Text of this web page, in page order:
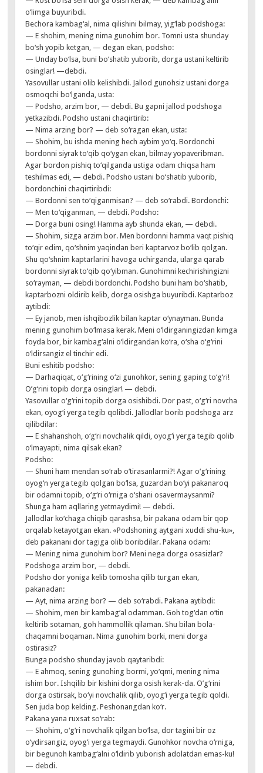
o‘limga buyuribdi.
Bechora kambag‘al, nima qilishini bilmay, yig‘lab podshoga:
— E shohim, mening nima gunohim bor. Tomni usta shunday
bo‘sh yopib ketgan, — degan ekan, podsho:
— Unday bo‘lsa, buni bo‘shatib yuborib, dorga ustani keltirib
osinglar! —debdi.
Yasovullar ustani olib kelishibdi. Jallod gunohsiz ustani dorga
osmoqchi bo‘lganda, usta:
— Podsho, arzim bor, — debdi. Bu gapni jallod podshoga
yetkazibdi. Podsho ustani chaqirtirib:
— Nima arzing bor? — deb so‘ragan ekan, usta:
— Shohim, bu ishda mening hech aybim yo‘q. Bordonchi
bordonni siyrak to‘qib qo‘ygan ekan, bilmay yopaveribman.
Agar bordon pishiq to‘qilganda ustiga odam chiqsa ham
teshilmas edi, — debdi. Podsho ustani bo‘shatib yuborib,
bordonchini chaqirtiribdi:
— Bordonni sen to‘qiganmisan? — deb so‘rabdi. Bordonchi:
— Men to‘qiganman, — debdi. Podsho:
— Dorga buni osing! Hamma ayb shunda ekan, — debdi.
— Shohim, sizga arzim bor. Men bordonni hamma vaqt pishiq
to‘qir edim, qo‘shnim yaqindan beri kaptarvoz bo‘lib qolgan.
Shu qo‘shnim kaptarlarini havoga uchirganda, ularga qarab
bordonni siyrak to‘qib qo‘yibman. Gunohimni kechirishingizni
so‘rayman, — debdi bordonchi. Podsho buni ham bo‘shatib,
kaptarbozni oldirib kelib, dorga osishga buyuribdi. Kaptarboz
aytibdi:
— Ey janob, men ishqibozlik bilan kaptar o‘ynayman. Bunda
mening gunohim bo‘lmasa kerak. Meni o‘ldirganingizdan kimga
foyda bor, bir kambag‘alni o‘ldirgandan ko‘ra, o‘sha o‘g‘rini
o‘ldirsangiz el tinchir edi.
Buni eshitib podsho:
— Darhaqiqat, o‘g‘rining o‘zi gunohkor, sening gaping to‘g‘ri!
O’g‘rini topib dorga osinglar! — debdi.
Yasovullar o‘g‘rini topib dorga osishibdi. Dor past, o‘g‘ri novcha
ekan, oyog‘i yerga tegib qolibdi. Jallodlar borib podshoga arz
qilibdilar:
— E shahanshoh, o‘g‘ri novchalik qildi, oyog‘i yerga tegib qolib
o‘lmayapti, nima qilsak ekan?
Podsho:
— Shuni ham mendan so‘rab o‘tirasanlarmi?! Agar o‘g‘rining
oyog‘n yerga tegib qolgan bo‘lsa, guzardan bo‘yi pakanaroq
bir odamni topib, o‘g‘ri o‘rniga o‘shani osavermaysanmi?
Shunga ham aqllaring yetmaydimi! — debdi.
Jallodlar ko‘chaga chiqib qarashsa, bir pakana odam bir qop
orqalab ketayotgan ekan. «Podshoning aytgani xuddi shu-ku»,
deb pakanani dor tagiga olib boribdilar. Pakana odam:
— Mening nima gunohim bor? Meni nega dorga osasizlar?
Podshoga arzim bor, — debdi.
Podsho dor yoniga kelib tomosha qilib turgan ekan,
pakanadan:
— Ayt, nima arzing bor? — deb so‘rabdi. Pakana aytibdi:
— Shohim, men bir kambag‘al odamman. Goh tog‘dan o‘tin
keltirib sotaman, goh hammollik qilaman. Shu bilan bola-
chaqamni boqaman. Nima gunohim borki, meni dorga
ostirasiz?
Bunga podsho shunday javob qaytaribdi:
— E ahmoq, sening gunohing bormi, yo‘qmi, mening nima
ishim bor. Ishqilib bir kishini dorga osish kerak-da. O’g‘rini
dorga ostirsak, bo‘yi novchalik qilib, oyog‘i yerga tegib qoldi.
Sen juda bop kelding. Peshonangdan ko‘r.
Pakana yana ruxsat so‘rab:
— Shohim, o‘g‘ri novchalik qilgan bo‘lsa, dor tagini bir oz
o‘ydirsangiz, oyog‘i yerga tegmaydi. Gunohkor novcha o‘rniga,
bir begunoh kambag‘alni o‘ldirib yuborish adolatdan emas-ku!
— debdi.